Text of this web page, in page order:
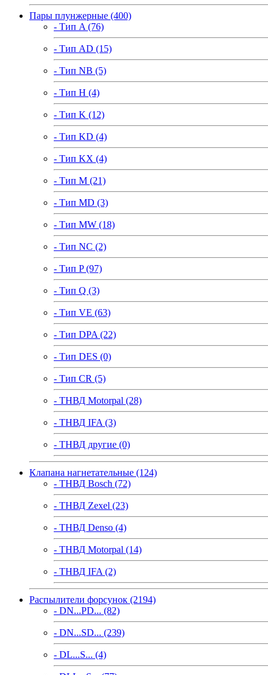
Пары плунжерные (400)
- Тип A (76)
- Тип AD (15)
- Тип NB (5)
- Тип H (4)
- Тип K (12)
- Тип KD (4)
- Тип KX (4)
- Тип M (21)
- Тип MD (3)
- Тип MW (18)
- Тип NC (2)
- Тип P (97)
- Тип Q (3)
- Тип VE (63)
- Тип DPA (22)
- Тип DES (0)
- Тип CR (5)
- ТНВД Motorpal (28)
- ТНВД IFA (3)
- ТНВД другие (0)
Клапана нагнетательные (124)
- ТНВД Bosch (72)
- ТНВД Zexel (23)
- ТНВД Denso (4)
- ТНВД Motorpal (14)
- ТНВД IFA (2)
Распылители форсунок (2194)
- DN...PD... (82)
- DN...SD... (239)
- DL...S... (4)